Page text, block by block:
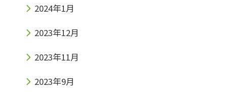
2024年1月
2023年12月
2023年11月
2023年9月